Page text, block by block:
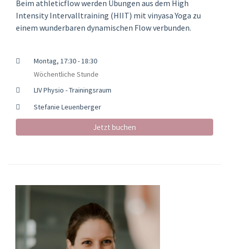
Beim athleticflow werden Übungen aus dem High
Intensity Intervalltraining (HIIT) mit vinyasa Yoga zu
einem wunderbaren dynamischen Flow verbunden.
Montag, 17:30 - 18:30
Wöchentliche Stunde
LIV Physio - Trainingsraum
Stefanie Leuenberger
Jetzt buchen